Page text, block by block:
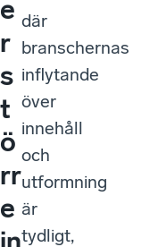
e
r
s
t
ö
rr
e
där
branschernas
inflytande
över
innehåll
och
utformning
är
tydligt,